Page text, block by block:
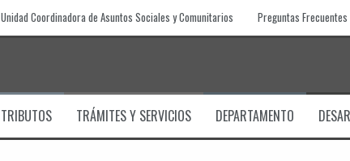
Unidad Coordinadora de Asuntos Sociales y Comunitarios Preguntas Frecuentes
TRIBUTOS TRÁMITES Y SERVICIOS DEPARTAMENTO